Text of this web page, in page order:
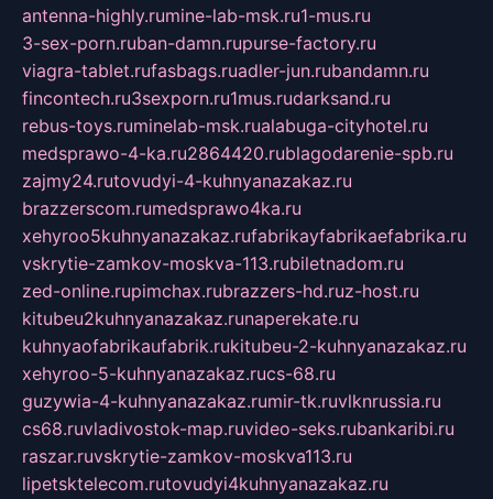
antenna-highly.rumine-lab-msk.ru1-mus.ru
3-sex-porn.ruban-damn.rupurse-factory.ru
viagra-tablet.rufasbags.ruadler-jun.rubandamn.ru
fincontech.ru3sexporn.ru1mus.rudarksand.ru
rebus-toys.ruminelab-msk.rualabuga-cityhotel.ru
medsprawo-4-ka.ru2864420.rublagodarenie-spb.ru
zajmy24.rutovudyi-4-kuhnyanazakaz.ru
brazzerscom.rumedsprawo4ka.ru
xehyroo5kuhnyanazakaz.rufabrikayfabrikaefabrika.ru
vskrytie-zamkov-moskva-113.rubiletnadom.ru
zed-online.rupimchax.rubrazzers-hd.ruz-host.ru
kitubeu2kuhnyanazakaz.runaperekate.ru
kuhnyaofabrikaufabrik.rukitubeu-2-kuhnyanazakaz.ru
xehyroo-5-kuhnyanazakaz.rucs-68.ru
guzywia-4-kuhnyanazakaz.rumir-tk.ruvlknrussia.ru
cs68.ruvladivostok-map.ruvideo-seks.rubankaribi.ru
raszar.ruvskrytie-zamkov-moskva113.ru
lipetsktelecom.rutovudyi4kuhnyanazakaz.ru